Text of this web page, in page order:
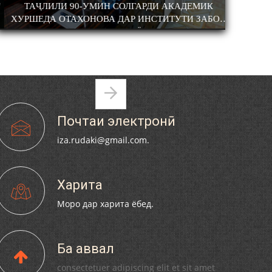
АБУЛҚОСИМ ЛОҲУТӢ / ABULQOSIM
LOHUTY/
Что знают в Ташкенте о Мирзо
Турсунзаде, чьим именем назвали
станцию метро?
ЯК ХАЛҚ САДРИДДИН АЙНӢ
УСТОД АЙНӢ
АДАБИЁТИ
ТАҶЛИЛИ 90-УМИН СОЛГАРДИ АКАДЕМИК
ХУРШЕДА ОТАХОНОВА ДАР ИНСТИТУТИ ЗАБОН
ВА АДАБИЁТ
Pages
Почтаи электронӣ
iza.rudaki@gmail.com.
Харита
Моро дар харита ёбед.
Ба аввал
consectetuer adipiscing elit et sit amet